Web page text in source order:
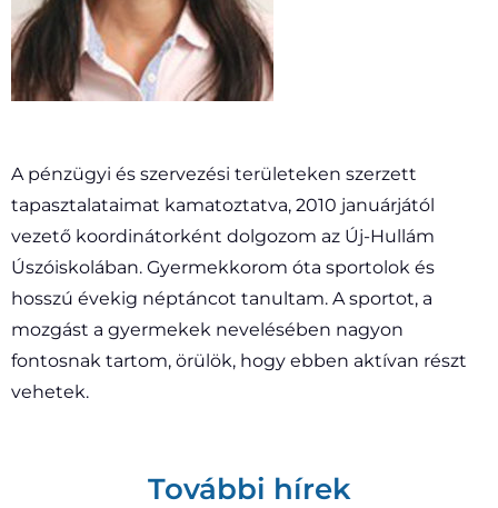
A pénzügyi és szervezési területeken szerzett
tapasztalataimat kamatoztatva, 2010 januárjától
vezető koordinátorként dolgozom az Új-Hullám
Úszóiskolában. Gyermekkorom óta sportolok és
hosszú évekig néptáncot tanultam. A sportot, a
mozgást a gyermekek nevelésében nagyon
fontosnak tartom, örülök, hogy ebben aktívan részt
vehetek.
További hírek